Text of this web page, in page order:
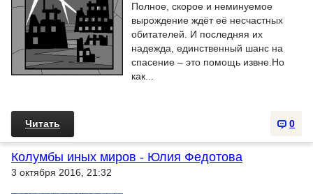
Полное, скорое и неминуемое
вырождение ждёт её несчастных
обитателей. И последняя их
надежда, единственный шанс на
спасение – это помощь извне.Но
как...
0
Читать
Колумбы иных миров - Юлия Федотова
3 октября 2016, 21:32